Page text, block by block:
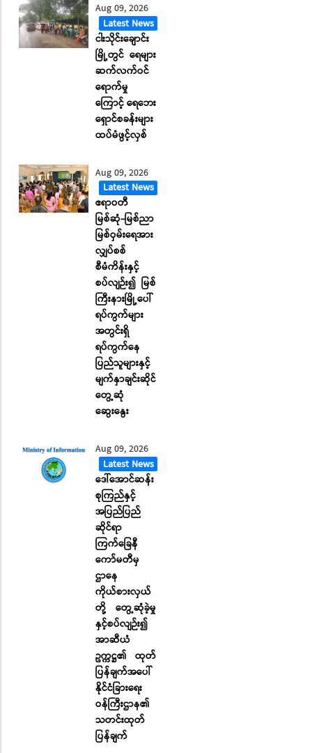
Aug 09, 2026
Latest News
ငါးသိုင်းချောင်း
မြို့တွင် ရေများ
ဆက်လက်ဝင်
ရောက်မှု
ကြောင့် ရေဘေး
ရှောင်စခန်းများ
ထပ်မံဖွင့်လှစ်
Aug 09, 2026
Latest News
ဧရာဝတီ
မြစ်ဆုံ-မြစ်ညာ
မြစ်ဝှမ်းရေအား
လျှပ်စစ်
စီမံကိန်းနှင့်
စပ်လျဉ်း၍ မြစ်
ကြီးနားမြို့ပေါ်
ရပ်ကွက်များ
အတွင်းရှိ
ရပ်ကွက်နေ
ပြည်သူများနှင့်
မျက်နှာချင်းဆိုင်
တွေ့ဆုံ
ဆွေးနွေး
Aug 09, 2026
Latest News
ဒေါ်အောင်ဆန်း
စုကြည်နှင့်
အပြည်ပြည်
ဆိုင်ရာ
ကြက်ခြေနီ
ကော်မတီမှ
ဌာနေ
ကိုယ်စားလှယ်
တို့ တွေ့ဆုံခဲ့မှု
နှင့်စပ်လျဉ်း၍
အာဆီယံ
ဥက္ကဋ္ဌ၏ ထုတ်
ပြန်ချက်အပေါ်
နိုင်ငံခြားရေး
ဝန်ကြီးဌာန၏
သတင်းထုတ်
ပြန်ချက်